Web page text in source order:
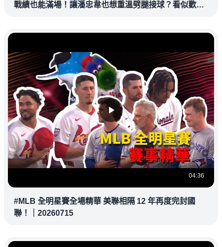
戰績也能滿場！讓潘忠韋也想重溫劈腿接球？看似歡樂
04:36
#MLB 全明星賽全場精華 美聯相隔 12 年再度完封國
聯！｜20260715